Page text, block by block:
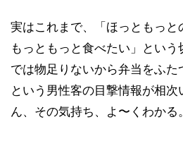
実はこれまで、「ほっともっと
もっともっと食べたい」とい
では物足りないから弁当をふた
という男性客の目撃情報が相次
ん、その気持ち、よ〜くわかる。